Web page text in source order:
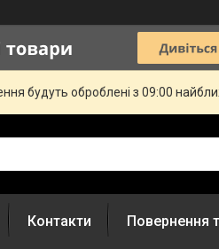
будуть оброблені з 09:00
Контакти Повернення